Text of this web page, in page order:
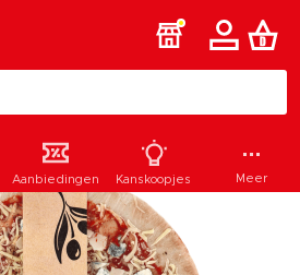
Aanbiedingen Kanskoopjes Meer